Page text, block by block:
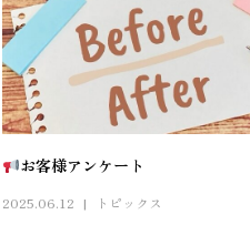
お客様アンケート
2025.06.12 トピックス